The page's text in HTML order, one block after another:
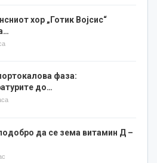
хор „Готик Војсис“
фаза:
до…
да се зема витамин Д –